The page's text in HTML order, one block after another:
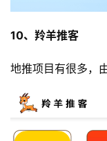
10、羚羊推客
地推项目有很多，